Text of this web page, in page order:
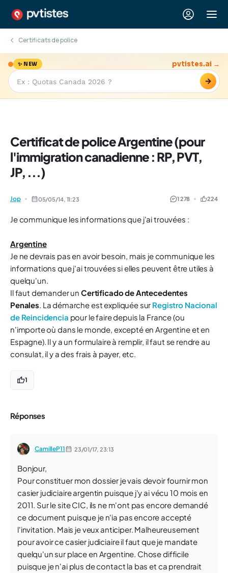
Certificats de police
✨ NEW
→
pvtistes.ai →
Certificat de police Argentine (pour
l'immigration canadienne : RP, PVT,
JP, ...)
Jop 05/05/14, 11:23 1 278 224
Je communique les informations que j'ai trouvées :
Argentine
Je ne devrais pas en avoir besoin, mais je communique les
informations que j'ai trouvées si elles peuvent être utiles à
quelqu'un.
Il faut demander un Certificado de Antecedentes
Penales. La démarche est expliquée sur Registro Nacional
de Reincidencia pour le faire depuis la France (ou
n'importe où dans le monde, excepté en Argentine et en
Espagne). Il y a un formulaire à remplir, il faut se rendre au
consulat, il y a des frais à payer, etc.
1
Réponses
CamilleP11 23/01/17, 23:13
Bonjour,
Pour constituer mon dossier je vais devoir fournir mon
casier judiciaire argentin puisque j'y ai vécu 10 mois en
2011. Sur le site CIC, ils ne m'ont pas encore demandé
ce document puisque je n'ia pas encore accepté
l'invitation. Mais je veux anticiper. Malheureusement
pour avoir ce casier judiciaire il faut que je mandate
quelqu'un sur place en Argentine. Chose difficile
puisque je n'ai plus de contact la bas et ca prendrait